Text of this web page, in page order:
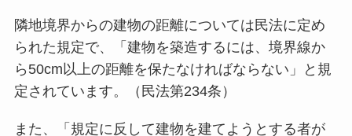
隣地境界からの建物の距離については民法に定め
られた規定で、「建物を築造するには、境界線か
ら50cm以上の距離を保たなければならない」と規
定されています。（民法第234条）
また、「規定に反して建物を建てようとする者が